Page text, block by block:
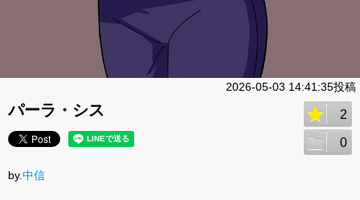
2026-05-03 14:41:35投稿
パーラ・シス 2
0
by.中信